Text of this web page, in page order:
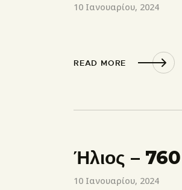
10 Ιανουαρίου, 2024
READ MORE
Ήλιος – 760
10 Ιανουαρίου, 2024